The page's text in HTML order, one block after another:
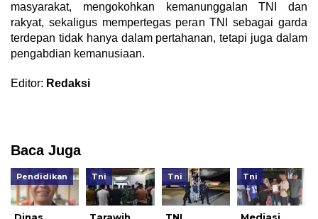
masyarakat, mengokohkan kemanunggalan TNI dan
rakyat, sekaligus mempertegas peran TNI sebagai garda
terdepan tidak hanya dalam pertahanan, tetapi juga dalam
pengabdian kemanusiaan.
Editor: Redaksi
Baca Juga
Pendidikan Tni Tni Tni